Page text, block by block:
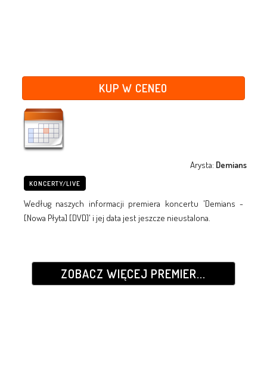
KUP W CENEO
Arysta: Demians
KONCERTY/LIVE
Według naszych informacji premiera koncertu 'Demians -
[Nowa Płyta] [DVD]' i jej data jest jeszcze nieustalona.
ZOBACZ WIĘCEJ PREMIER...